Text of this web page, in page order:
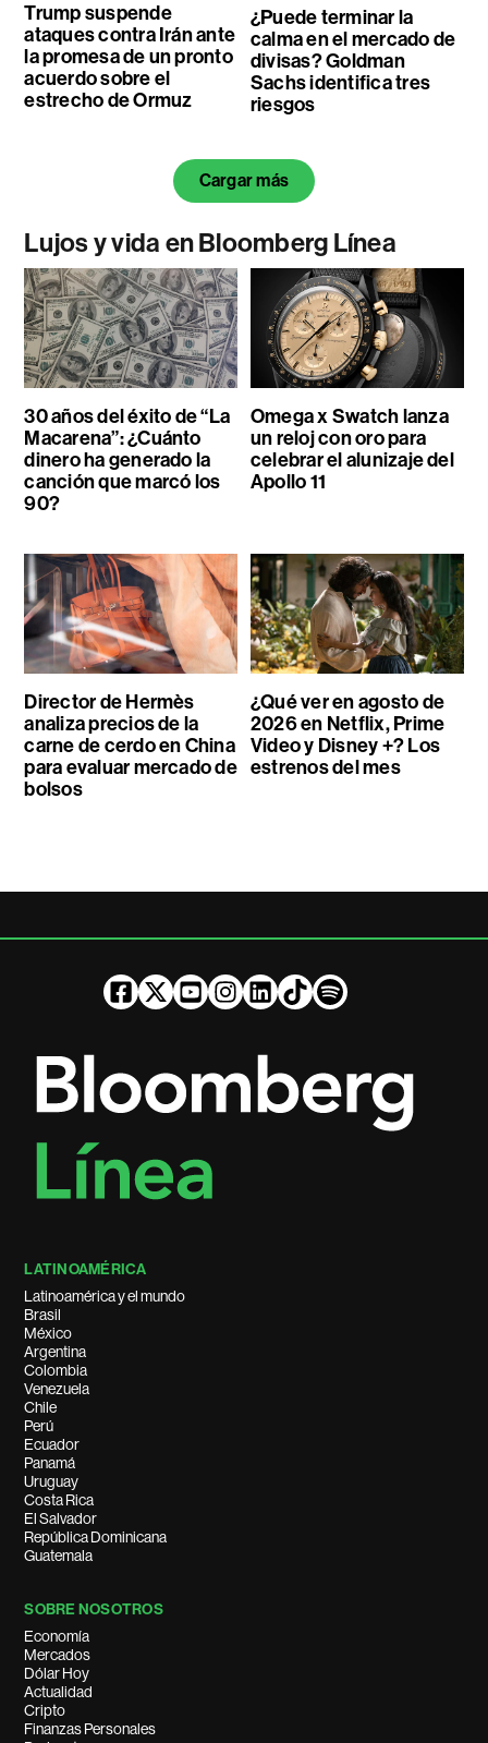
Trump suspende
ataques contra Irán ante
la promesa de un pronto
acuerdo sobre el
estrecho de Ormuz
¿Puede terminar la
calma en el mercado de
divisas? Goldman
Sachs identifica tres
riesgos
Cargar más
Lujos y vida en Bloomberg Línea
30 años del éxito de “La
Macarena”: ¿Cuánto
dinero ha generado la
canción que marcó los
90?
Omega x Swatch lanza
un reloj con oro para
celebrar el alunizaje del
Apollo 11
Director de Hermès
analiza precios de la
carne de cerdo en China
para evaluar mercado de
bolsos
¿Qué ver en agosto de
2026 en Netflix, Prime
Video y Disney +? Los
estrenos del mes
LATINOAMÉRICA
Latinoamérica y el mundo
Brasil
México
Argentina
Colombia
Venezuela
Chile
Perú
Ecuador
Panamá
Uruguay
Costa Rica
El Salvador
República Dominicana
Guatemala
SOBRE NOSOTROS
Economía
Mercados
Dólar Hoy
Actualidad
Cripto
Finanzas Personales